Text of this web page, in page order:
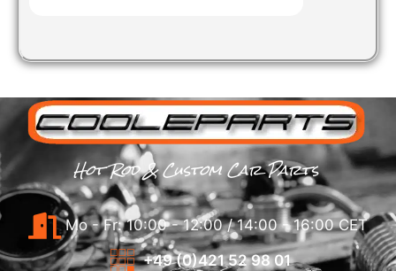
Hot Rod & Custom Car Parts
Mo - Fr: 10:00 - 12:00 / 14:00 - 16:00 CET
+49 (0)421 52 98 01